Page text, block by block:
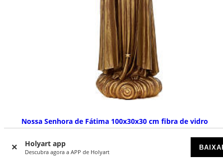
Holyart app
Descubra agora a APP de Holyart
Nossa Senhora de Fátima 100x30x30 cm fibra de vidro